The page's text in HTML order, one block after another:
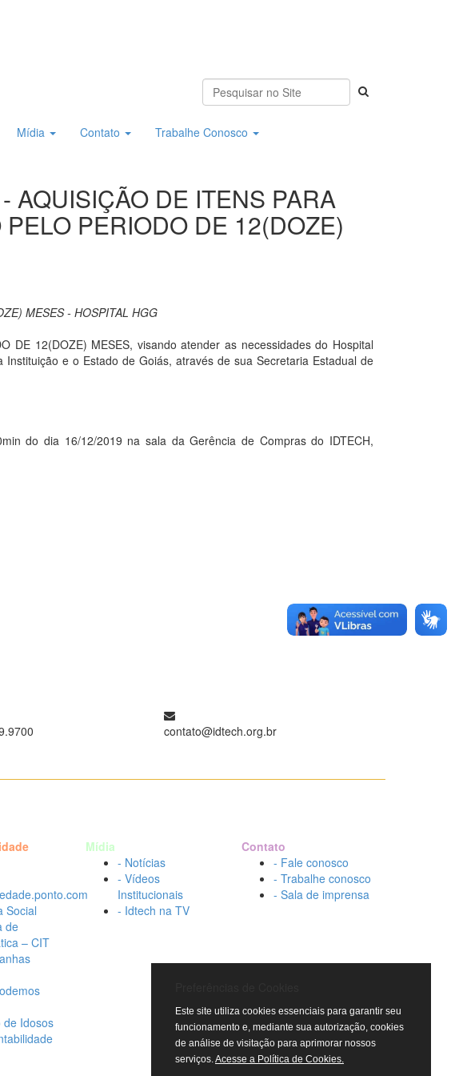
Mídia Contato Trabalhe Conosco
AQUISIÇÃO DE ITENS PARA
PERIODO DE 12(DOZE)
MESES - HOSPITAL HGG
DE 12(DOZE) MESES, visando atender as necessidades do Hospital
e o Estado de Goiás, através de sua Secretaria Estadual de
do dia 16/12/2019 na sala da Gerência de Compras do IDTECH,
contato@idtech.org.br
Social
de
– CIT
de Idosos
Mídia
- Notícias
- Vídeos
Institucionais
- Idtech na TV
Contato
- Fale conosco
- Trabalhe conosco
- Sala de imprensa
Este site utiliza cookies essenciais para garantir seu
funcionamento e, mediante sua autorização, cookies
de análise de visitação para aprimorar nossos
serviços.Acesse a Política de Cookies.